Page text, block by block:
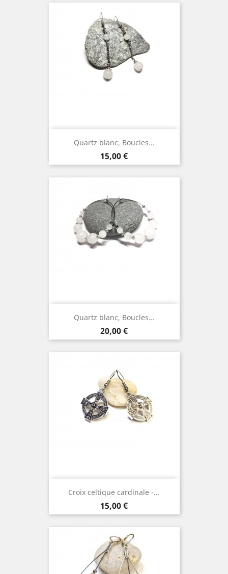
Quartz blanc, Boucles...
Prix
15,00 €
Quartz blanc, Boucles...
Prix
20,00 €
Croix celtique cardinale -...
Prix
15,00 €